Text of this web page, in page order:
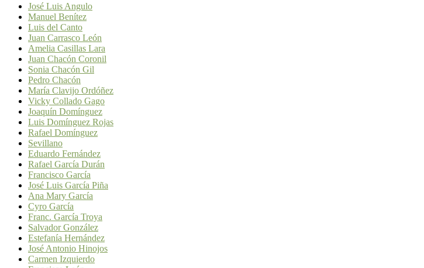
José Luis Angulo
Manuel Benítez
Luis del Canto
Juan Carrasco León
Amelia Casillas Lara
Juan Chacón Coronil
Sonia Chacón Gil
Pedro Chacón
María Clavijo Ordóñez
Vicky Collado Gago
Joaquín Domínguez
Luis Domínguez Rojas
Rafael Domínguez
Sevillano
Eduardo Fernández
Rafael García Durán
Francisco García
José Luis García Piña
Ana Mary García
Cyro García
Franc. García Troya
Salvador González
Estefanía Hernández
José Antonio Hinojos
Carmen Izquierdo